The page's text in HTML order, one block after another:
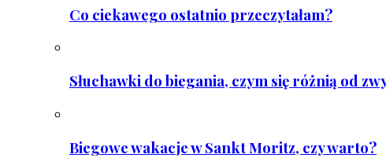
Co ciekawego ostatnio przeczytałam?
Słuchawki do biegania, czym się różnią od
Biegowe wakacje w Sankt Moritz, czy warto?